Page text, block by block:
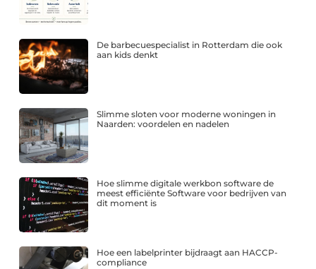
De barbecuespecialist in Rotterdam die ook
aan kids denkt
Slimme sloten voor moderne woningen in
Naarden: voordelen en nadelen
Hoe slimme digitale werkbon software de
meest efficiënte Software voor bedrijven van
dit moment is
Hoe een labelprinter bijdraagt aan HACCP-
compliance